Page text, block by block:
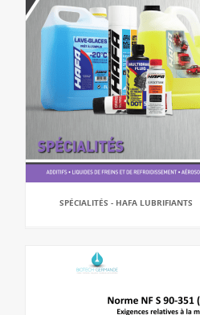
SPÉCIALITÉS - HAFA LUBRIFIANTS